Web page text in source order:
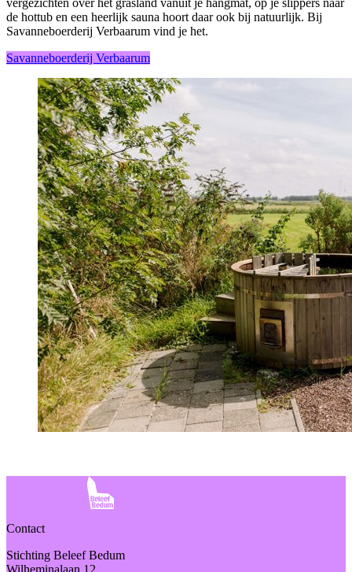
de hottub en een heerlijk sauna hoort daar ook bij natuurlijk. Bij
Savanneboerderij Verbaarum vind je het.
Savanneboerderij Verbaarum
Contact
Stichting Beleef Bedum
Wilheminalaan 12